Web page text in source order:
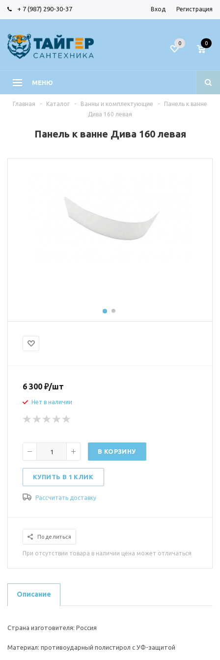
+ 7 (987) 290-30-37 Вход Регистрация
МЕНЮ
0
0
Главная - Каталог - Ванны и комплектующие -
Панель к ванне
Дива 160 левая
Панель к ванне Дива 160 левая
6 300 ₽/шт
Нет в наличии
В КОРЗИНУ
КУПИТЬ В 1 КЛИК
Рассчитать доставку
Поделиться
При отсутствии товара в наличии цена может отличаться
Описание
Страна изготовителя: Россия
Материал: противоударный полистирол с УФ-защитой